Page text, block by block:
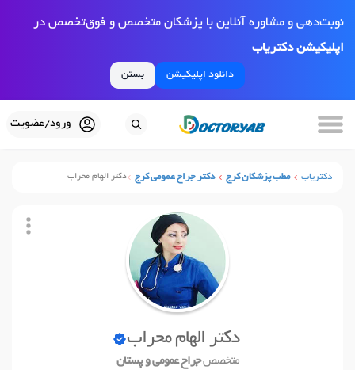
نوبت‌دهی و مشاوره آنلاین با پزشکان متخصص و فوق‌تخصص در
اپلیکیشن دکتریاب
دانلود اپلیکیشن بستن
ورود/عضویت
دکتریاب مطب پزشکان کرج دکتر جراح عمومی کرج دکتر الهام محراب
دکتر الهام محراب
متخصصجراح عمومی و پستان